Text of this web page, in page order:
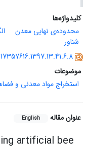
کلیدواژه‌ها
محدوده‌ی نهایی معدن
شناور
موضوعات
استخراج مواد معدنی و
عنوان مقاله English
artificial bee